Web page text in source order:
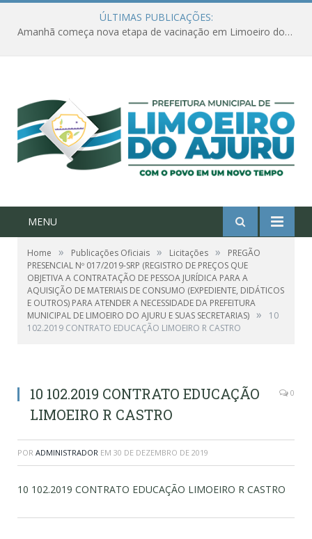
ÚLTIMAS PUBLICAÇÕES:
Amanhã começa nova etapa de vacinação em Limoeiro do Ajuru para idosos com 65 ou mais
MENU
Home » Publicações Oficiais » Licitações »
PREGÃO
PRESENCIAL Nº 017/2019-SRP (REGISTRO DE PREÇOS QUE
OBJETIVA A CONTRATAÇÃO DE PESSOA JURÍDICA PARA A
AQUISIÇÃO DE MATERIAIS DE CONSUMO (EXPEDIENTE, DIDÁTICOS
E OUTROS) PARA ATENDER A NECESSIDADE DA PREFEITURA
MUNICIPAL DE LIMOEIRO DO AJURU E SUAS SECRETARIAS) »
10
102.2019 CONTRATO EDUCAÇÃO LIMOEIRO R CASTRO
10 102.2019 CONTRATO EDUCAÇÃO
LIMOEIRO R CASTRO
0
POR ADMINISTRADOR EM 30 DE DEZEMBRO DE 2019
10 102.2019 CONTRATO EDUCAÇÃO LIMOEIRO R CASTRO